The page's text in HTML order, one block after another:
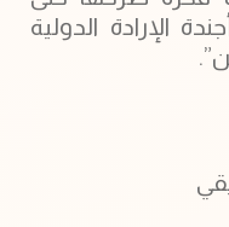
الإرادة الدولية